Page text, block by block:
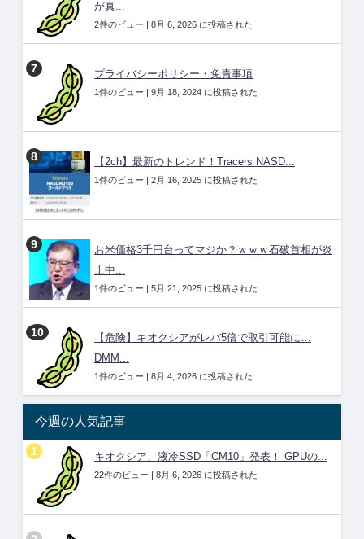
が真...
2件のビュー | 8月 6, 2026 に投稿された
プライバシーポリシー・免責事項
1件のビュー | 9月 18, 2024 に投稿された
【2ch】最新のトレンド！Tracers NASD...
1件のビュー | 2月 16, 2025 に投稿された
お米価格3千円台ってマジか？ｗｗｗ石破首相が炎
上中...
1件のビュー | 5月 21, 2025 に投稿された
【危険】キオクシアがレバ5倍で取引可能に…
DMM...
1件のビュー | 8月 4, 2026 に投稿された
今週の人気記事
キオクシア、液冷SSD「CM10」発表！ GPUの...
22件のビュー | 8月 6, 2026 に投稿された